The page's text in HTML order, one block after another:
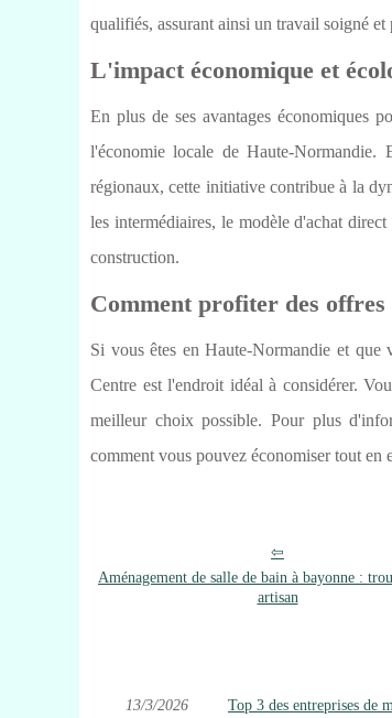
qualifiés, assurant ainsi un travail soigné et
L'impact économique et
En plus de ses avantages économiques
l'économie locale de Haute-Normandie.
régionaux, cette initiative contribue à la
les intermédiaires, le modèle d'achat
construction.
Comment profiter des
Si vous êtes en Haute-Normandie et que
Centre est l'endroit idéal à considérer.
meilleur choix possible. Pour plus
comment vous pouvez économiser tout en
Aménagement de salle de bain à bayonne :
artisan
13/3/2026 Top 3 des entreprises de